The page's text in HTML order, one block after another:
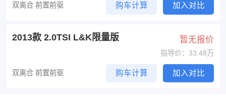
双离合 前置前驱 购车计算 加入对比
2013款 2.0TSI L&K限量版 暂无报价
指导价：33.48万
双离合 前置前驱 购车计算 加入对比